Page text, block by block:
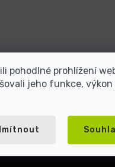
pohodlné prohlížení
jeho funkce, výkon
s více
Přes 20 let na trhu